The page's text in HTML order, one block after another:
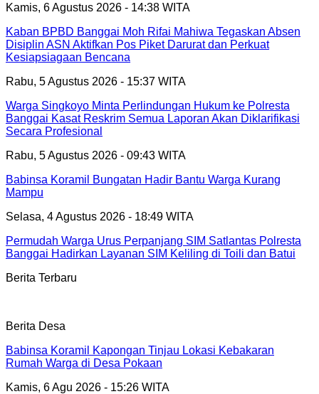
Kamis, 6 Agustus 2026 - 14:38 WITA
Kaban BPBD Banggai Moh Rifai Mahiwa Tegaskan Absen
Disiplin ASN Aktifkan Pos Piket Darurat dan Perkuat
Kesiapsiagaan Bencana
Rabu, 5 Agustus 2026 - 15:37 WITA
Warga Singkoyo Minta Perlindungan Hukum ke Polresta
Banggai Kasat Reskrim Semua Laporan Akan Diklarifikasi
Secara Profesional
Rabu, 5 Agustus 2026 - 09:43 WITA
Babinsa Koramil Bungatan Hadir Bantu Warga Kurang
Mampu
Selasa, 4 Agustus 2026 - 18:49 WITA
Permudah Warga Urus Perpanjang SIM Satlantas Polresta
Banggai Hadirkan Layanan SIM Keliling di Toili dan Batui
Berita Terbaru
Berita Desa
Babinsa Koramil Kapongan Tinjau Lokasi Kebakaran
Rumah Warga di Desa Pokaan
Kamis, 6 Agu 2026 - 15:26 WITA